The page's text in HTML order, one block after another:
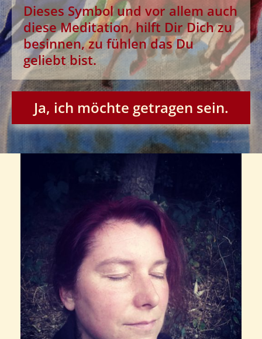
Dieses Symbol und vor allem auch
diese Meditation, hilft DirDich zu
besinnen, zu fühlen das Du
geliebt bist.
Ja, ich möchte getragen sein.